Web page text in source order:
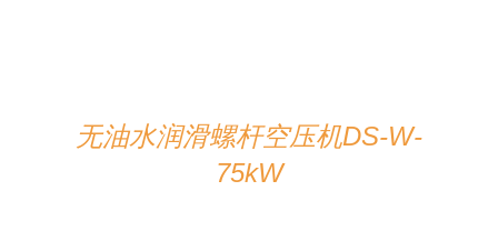
无油水润滑螺杆空压机DS-W-
75kW